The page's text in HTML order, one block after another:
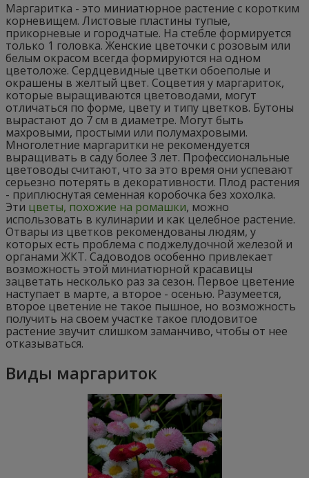
Маргаритка - это миниатюрное растение с коротким
корневищем. Листовые пластины тупые,
прикорневые и городчатые. На стебле формируется
только 1 головка. Женские цветочки с розовым или
белым окрасом всегда формируются на одном
цветоложе. Сердцевидные цветки обоеполые и
окрашены в желтый цвет. Соцветия у маргариток,
которые выращиваются цветоводами, могут
отличаться по форме, цвету и типу цветков. Бутоны
вырастают до 7 см в диаметре. Могут быть
махровыми, простыми или полумахровыми.
Многолетние маргаритки не рекомендуется
выращивать в саду более 3 лет. Профессиональные
цветоводы считают, что за это время они успевают
серьезно потерять в декоративности. Плод растения
- приплюснутая семенная коробочка без хохолка.
Эти цветы, похожие на ромашки, можно
использовать в кулинарии и как целебное растение.
Отвары из цветков рекомендованы людям, у
которых есть проблема с поджелудочной железой и
органами ЖКТ. Садоводов особенно привлекает
возможность этой миниатюрной красавицы
зацветать несколько раз за сезон. Первое цветение
наступает в марте, а второе - осенью. Разумеется,
второе цветение не такое пышное, но возможность
получить на своем участке такое плодовитое
растение звучит слишком заманчиво, чтобы от нее
отказываться.
Виды маргариток